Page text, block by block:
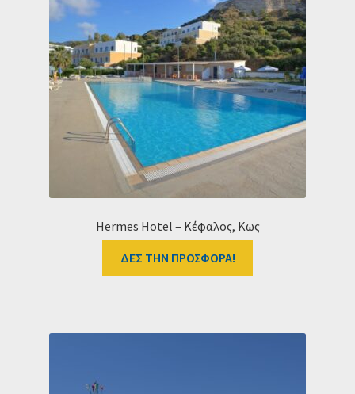
Κατάστημα
Ο λογαριασμός μου
Ταμείο
Hermes Hotel – Κέφαλος, Κως
ΔΕΣ ΤΗΝ ΠΡΟΣΦΟΡΑ!